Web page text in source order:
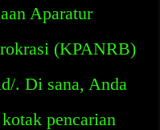
Aparatur
(KPANRB)
. Di sana, Anda
pencarian